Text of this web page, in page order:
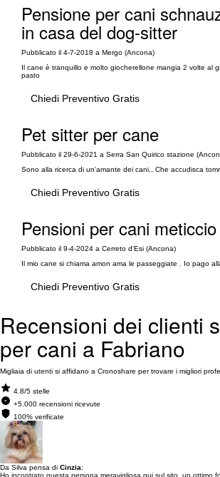
Pensione per cani
in casa del dog-sitter
Pubblicato il 4-7-2018 a Mergo (Ancona)
Il cane è tranquillo e molto giocherellone mangia 2 volte al
pasto
Chiedi Preventivo Gratis
Pet sitter per cane
Pubblicato il 29-6-2021 a Serra San Quirico stazione
Sono alla ricerca di un'amante dei cani.. Che accudisca
Chiedi Preventivo Gratis
Pensioni per cani meticcio
Pubblicato il 9-4-2024 a Cerreto d'Esi (Ancona)
Il mio cane si chiama amon ama le passeggiate . Io pago
Chiedi Preventivo Gratis
Recensioni dei clienti
per cani a Fabriano
Migliaia di utenti si affidano a Cronoshare per trovare i migliori
4.8/5 stelle
+5.000 recensioni ricevute
100% verificate
Da Silva pensa di Cinzia:
Ho incontrato questa persona meravigliosa qui sul sito, un ottimo